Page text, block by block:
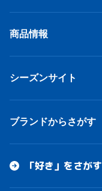
商品情報
シーズンサイト
ブランドからさがす
「好き」をさがす